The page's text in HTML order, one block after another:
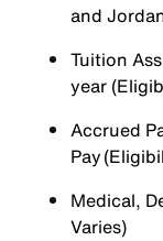
and
Tuition
year
Accrued
Pay
Medical,
Varies)